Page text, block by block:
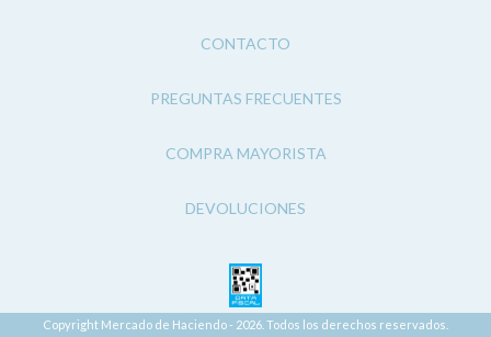
CONTACTO
PREGUNTAS FRECUENTES
COMPRA MAYORISTA
DEVOLUCIONES
Copyright Mercado de Haciendo - 2026. Todos los derechos reservados.